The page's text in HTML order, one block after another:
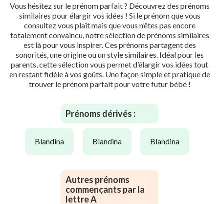
Vous hésitez sur le prénom parfait ? Découvrez des prénoms
similaires pour élargir vos idées ! Si le prénom que vous
consultez vous plaît mais que vous n’êtes pas encore
totalement convaincu, notre sélection de prénoms similaires
est là pour vous inspirer. Ces prénoms partagent des
sonorités, une origine ou un style similaires. Idéal pour les
parents, cette sélection vous permet d’élargir vos idées tout
en restant fidèle à vos goûts. Une façon simple et pratique de
trouver le prénom parfait pour votre futur bébé !
Prénoms dérivés :
blandina blandina blandina
Autres prénoms
commençants par la
lettre A